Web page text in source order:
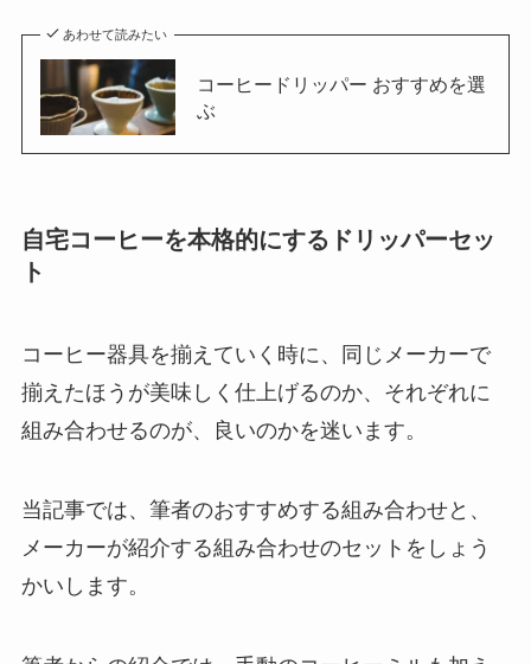
あわせて読みたい
コーヒードリッパー おすすめを選
ぶ
自宅コーヒーを本格的にするドリッパーセッ
ト
コーヒー器具を揃えていく時に、同じメーカーで
揃えたほうが美味しく仕上げるのか、それぞれに
組み合わせるのが、良いのかを迷います。
当記事では、筆者のおすすめする組み合わせと、
メーカーが紹介する組み合わせのセットをしょう
かいします。